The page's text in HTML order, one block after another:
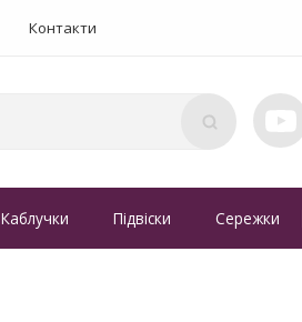
Контакти
Каблучки Підвіски Сережки